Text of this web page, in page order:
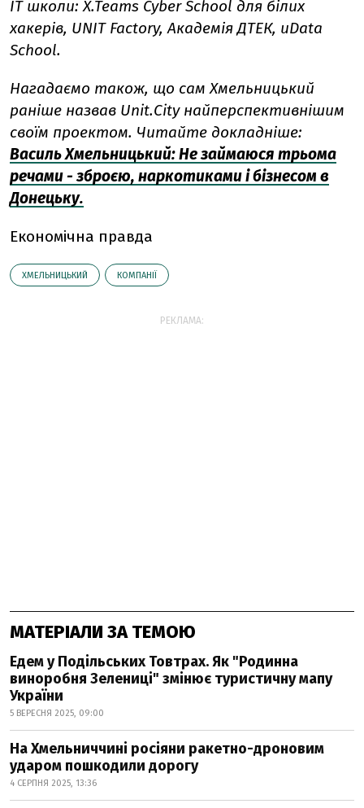
IT школи: X.Teams Cyber ​​School для білих
хакерів, UNIT Factory, Академія ДТЕК, uData
School.
Нагадаємо також, що сам Хмельницький
раніше назвав Unit.City найперспективнішим
своїм проектом. Читайте докладніше:
Василь Хмельницький: Не займаюся трьома
речами - зброєю, наркотиками і бізнесом в
Донецьку.
Економічна правда
ХМЕЛЬНИЦЬКИЙ КОМПАНІЇ
РЕКЛАМА:
МАТЕРІАЛИ ЗА ТЕМОЮ
Едем у Подільських Товтрах. Як "Родинна
виноробня Зелениці" змінює туристичну мапу
України
5 ВЕРЕСНЯ 2025, 09:00
На Хмельниччині росіяни ракетно-дроновим
ударом пошкодили дорогу
4 СЕРПНЯ 2025, 13:36